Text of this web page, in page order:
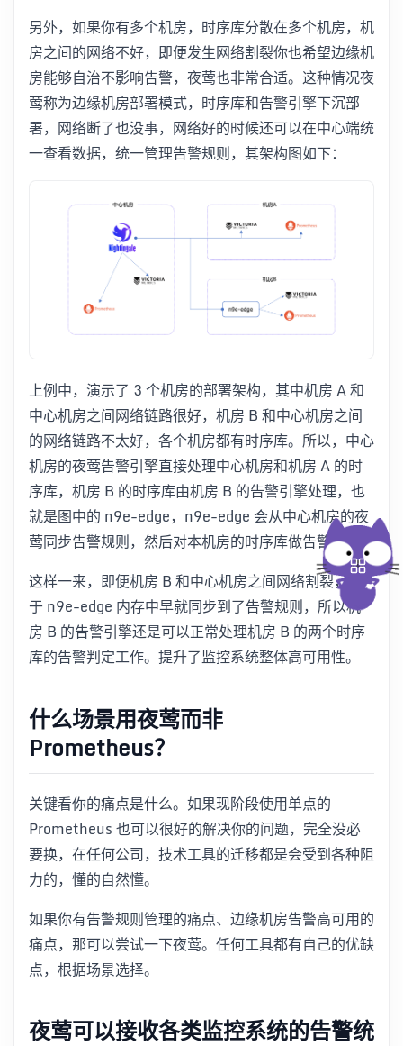
另外，如果你有多个机房，时序库分散在多个机房，机
房之间的网络不好，即便发生网络割裂你也希望边缘机
房能够自治不影响告警，夜莺也非常合适。这种情况夜
莺称为边缘机房部署模式，时序库和告警引擎下沉部
署，网络断了也没事，网络好的时候还可以在中心端统
一查看数据，统一管理告警规则，其架构图如下：
上例中，演示了 3 个机房的部署架构，其中机房 A 和
中心机房之间网络链路很好，机房 B 和中心机房之间
的网络链路不太好，各个机房都有时序库。所以，中心
机房的夜莺告警引擎直接处理中心机房和机房 A 的时
序库，机房 B 的时序库由机房 B 的告警引擎处理，也
就是图中的 n9e-edge，n9e-edge 会从中心机房的夜
莺同步告警规则，然后对本机房的时序库做告警判定。
这样一来，即便机房 B 和中心机房之间网络割裂，由
于 n9e-edge 内存中早就同步到了告警规则，所以机
房 B 的告警引擎还是可以正常处理机房 B 的两个时序
库的告警判定工作。提升了监控系统整体高可用性。
什么场景用夜莺而非
Prometheus？
关键看你的痛点是什么。如果现阶段使用单点的
Prometheus 也可以很好的解决你的问题，完全没必
要换，在任何公司，技术工具的迁移都是会受到各种阻
力的，懂的自然懂。
如果你有告警规则管理的痛点、边缘机房告警高可用的
痛点，那可以尝试一下夜莺。任何工具都有自己的优缺
点，根据场景选择。
夜莺可以接收各类监控系统的告警统